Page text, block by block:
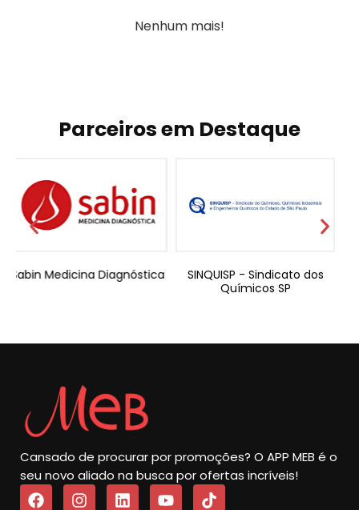
Nenhum mais!
Parceiros em Destaque
SINQUISP - Sindicato dos
Adde Valorem
Contabilidade
Cansado de procurar por promoções? O APP MEB é o
seu novo aliado na busca por ofertas incríveis!